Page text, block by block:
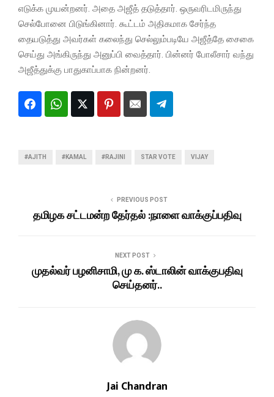
எடுக்க முயன்றனர். அதை அஜீத் தடுத்தார். ஒருவரிடமிருந்து
செல்போனை பிடுங்கினார். கூட்டம் அதிகமாக சேர்ந்த
தையடுத்து அவர்கள் கலைந்து செல்லும்படியே அஜீத்தே சைகை
செய்து அங்கிருந்து அனுப்பி வைத்தார். பின்னர் போலீசார் வந்து
அஜீத்துக்கு பாதுகாப்பாக நின்றனர்.
#AJITH #KAMAL #RAJINI STAR VOTE VIJAY
PREVIOUS POST
தமிழக சட்டமன்ற தேர்தல் :நாளை வாக்குப்பதிவு
NEXT POST
முதல்வர் பழனிசாமி, மு க. ஸ்டாலின் வாக்குபதிவு
செய்தனர்..
Jai Chandran